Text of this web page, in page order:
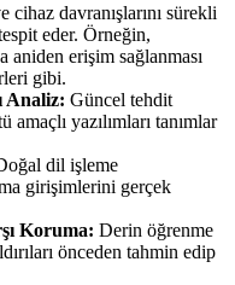
cihaz davranışlarını sürekli
eder. Örneğin,
erişim sağlanması
gibi.
Analiz: Güncel tehdit
yazılımları tanımlar
dil işleme
girişimlerini gerçek
Koruma: Derin öğrenme
önceden tahmin edip